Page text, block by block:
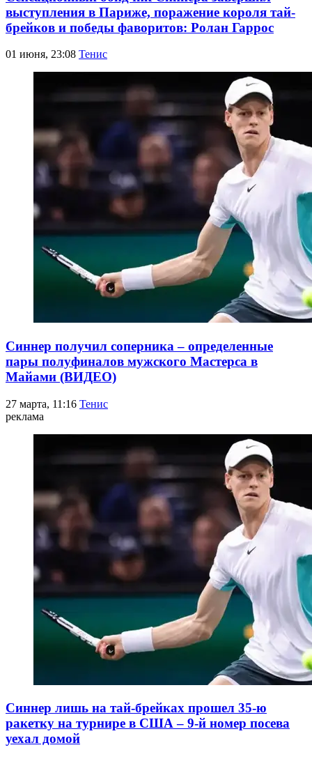
выступления в Париже, поражение короля тай-
брейков и победы фаворитов: Ролан Гаррос
01 июня, 23:08 Тенис
Синнер получил соперника – определенные
пары полуфиналов мужского Мастерса в
Майами (ВИДЕО)
27 марта, 11:16 Тенис
реклама
Синнер лишь на тай-брейках прошел 35-ю
ракетку на турнире в США – 9-й номер посева
уехал домой